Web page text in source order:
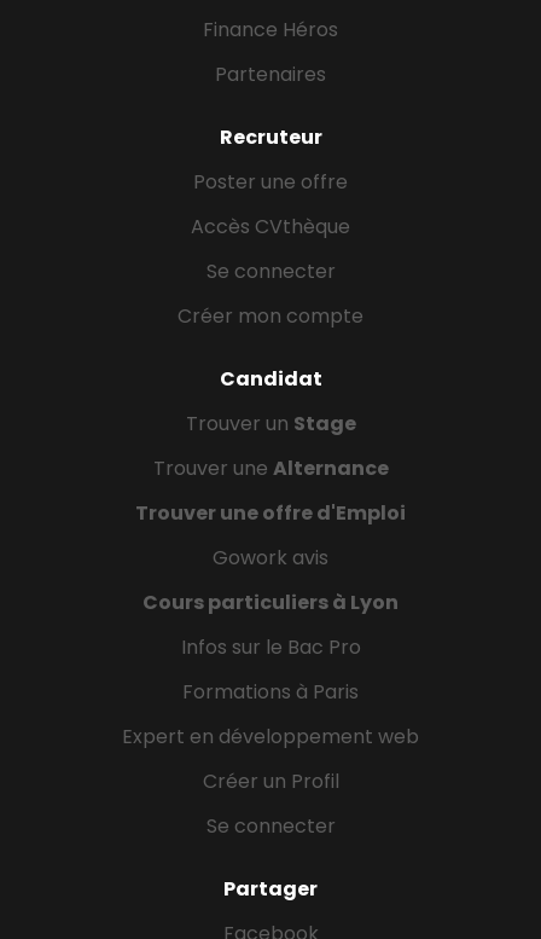
Finance Héros
Partenaires
Recruteur
Poster une offre
Accès CVthèque
Se connecter
Créer mon compte
Candidat
Trouver un Stage
Trouver une Alternance
Trouver une offre d'Emploi
Gowork avis
Cours particuliers à Lyon
Infos sur le Bac Pro
Formations à Paris
Expert en développement web
Créer un Profil
Se connecter
Partager